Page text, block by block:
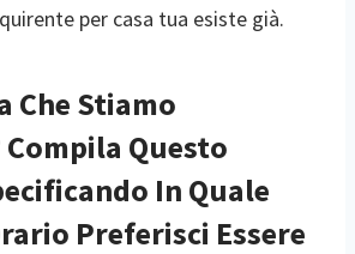
per casa tua esiste già.
Che Stiamo
Compila Questo
In Quale
Preferisci Essere